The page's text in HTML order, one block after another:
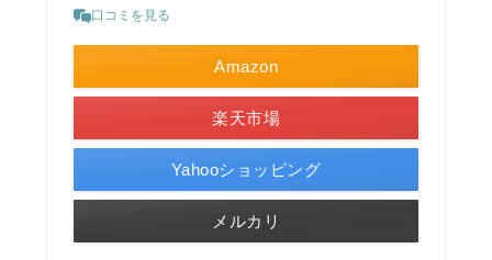
口コミを見る
Amazon
楽天市場
Yahooショッピング
メルカリ